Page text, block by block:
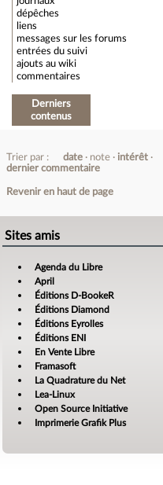
dépêches
liens
messages sur les forums
entrées du suivi
ajouts au wiki
commentaires
Derniers
contenus
Trier par : date note
intérêt
dernier commentaire
Revenir en haut de page
Sites amis
Agenda du Libre
April
Éditions D-BookeR
Éditions Diamond
Éditions Eyrolles
Éditions ENI
En Vente Libre
Framasoft
La Quadrature du Net
Lea-Linux
Open Source Initiative
Imprimerie Grafik Plus